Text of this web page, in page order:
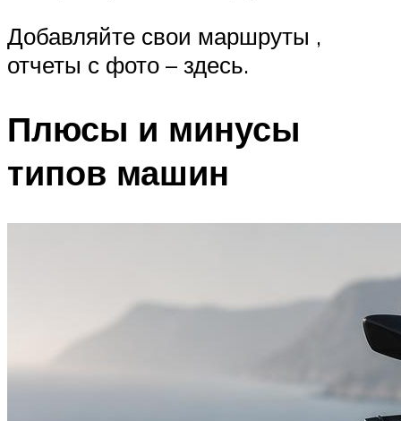
Добавляйте свои маршруты ,
отчеты с фото – здесь.
Плюсы и минусы
типов машин